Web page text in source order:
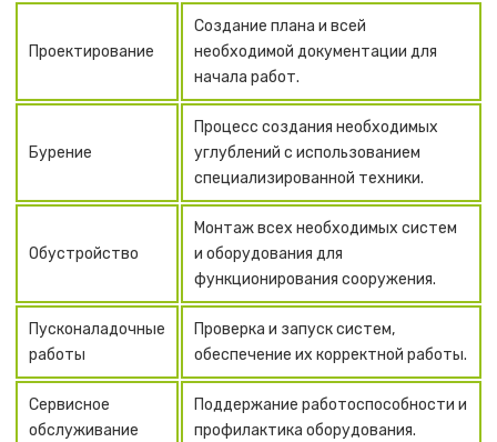
Проектирование
Создание плана и всей
необходимой документации для
начала работ.
Бурение
Процесс создания необходимых
углублений с использованием
специализированной техники.
Обустройство
Монтаж всех необходимых систем
и оборудования для
функционирования сооружения.
Пусконаладочные
работы
Проверка и запуск систем,
обеспечение их корректной работы.
Сервисное
обслуживание
Поддержание работоспособности и
профилактика оборудования.